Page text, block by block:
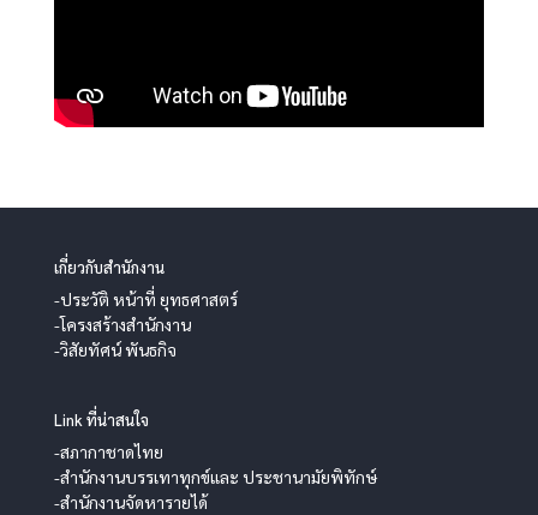
เกี่ยวกับสำนักงาน
-ประวัติ หน้าที่ ยุทธศาสตร์
-โครงสร้างสำนักงาน
-วิสัยทัศน์ พันธกิจ
Link ที่น่าสนใจ
-สภากาชาดไทย
-สำนักงานบรรเทาทุกข์และ ประชานามัยพิทักษ์
-สำนักงานจัดหารายได้